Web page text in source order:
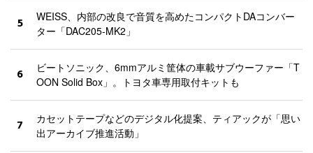
5
WEISS、内部の改良で音質を高めたコンパクトDAコンバー
ター「DAC205-MK2」
6
ビートソニック、6mmアルミ筐体の車載サブウーファー「T
OON Solid Box」。トヨタ車専用取付キットも
7
カセットテープなどのデジタル化提案、ティアックが「思い
出アーカイブ推進活動」